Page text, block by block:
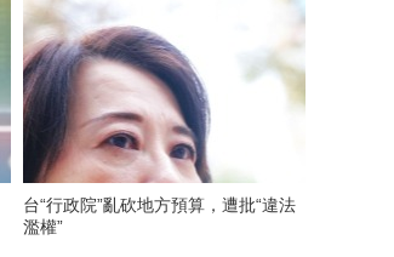
台“行政院”亂砍地方預算，遭批“違法
濫權”